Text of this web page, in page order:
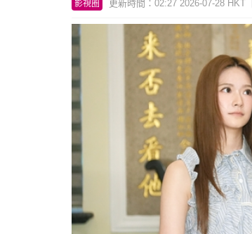
影視圈 更新時間：02:27 2026-07-28 HKT